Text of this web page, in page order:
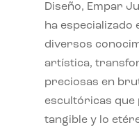
Diseño, Empar
ha especializado
diversos
artística,
preciosas en
escultóricas
tangible y lo